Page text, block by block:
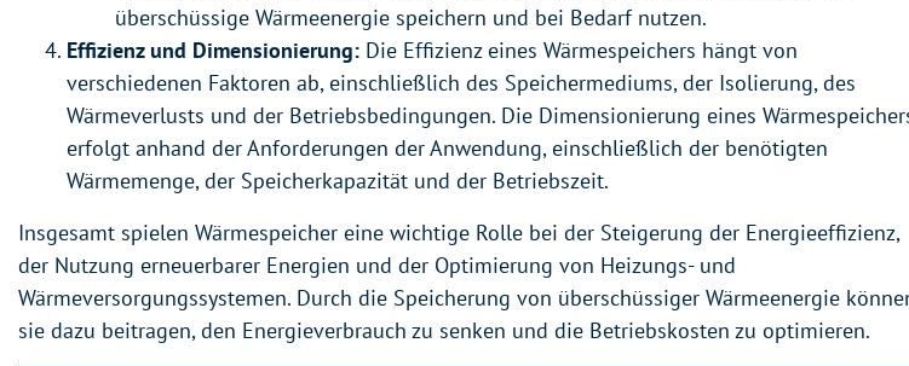
überschüssige Wärmeenergie speichern und bei Bedarf nutzen.
Effizienz und Dimensionierung: Die Effizienz eines Wärmespeichers hängt von
verschiedenen Faktoren ab, einschließlich des Speichermediums, der Isolierung, des
Wärmeverlusts und der Betriebsbedingungen. Die Dimensionierung eines
erfolgt anhand der Anforderungen der Anwendung, einschließlich der benötigten
Wärmemenge, der Speicherkapazität und der Betriebszeit.
Insgesamt spielen Wärmespeicher eine wichtige Rolle bei der Steigerung der Energieeffizienz,
der Nutzung erneuerbarer Energien und der Optimierung von Heizungs- und
Wärmeversorgungssystemen. Durch die Speicherung von überschüssiger Wärmeenergie
sie dazu beitragen, den Energieverbrauch zu senken und die Betriebskosten zu optimieren.